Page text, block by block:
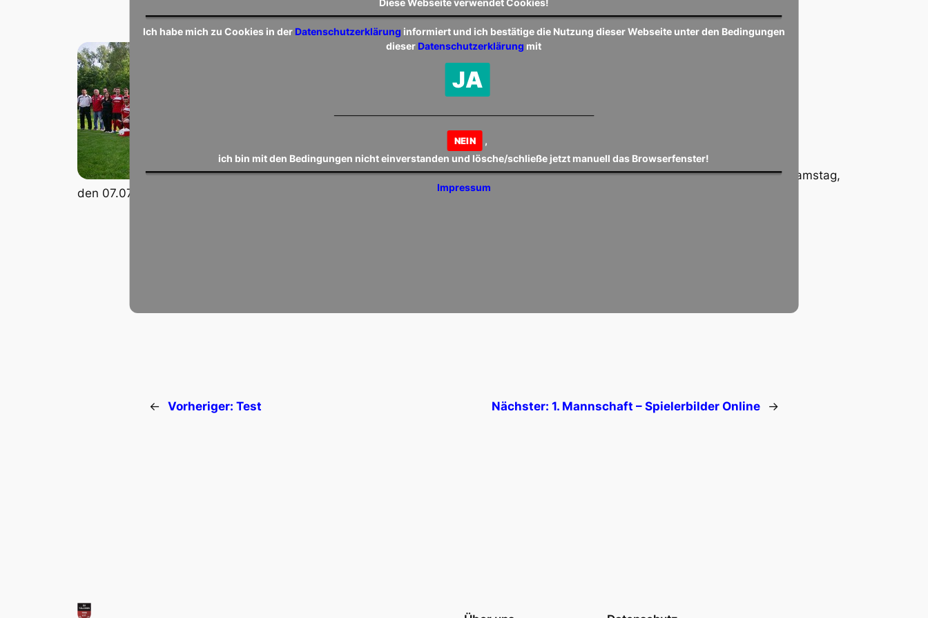
Diese Webseite verwendet Cookies!
Ich habe mich zu Cookies in der Datenschutzerklärung informiert und ich bestätige die Nutzung dieser Webseite unter den Bedingungen
dieser Datenschutzerklärung mit
JA
NEIN
,
ich bin mit den Bedingungen nicht einverstanden und lösche/schließe jetzt manuell das Browserfenster!
Impressum
Am kommenden Wochenende trifft unsere 1. Mannschaft im Rahmen der Vorbereitung am Samstag,
den 07.07.2012 um 18:00 Uhr auf dem Rasenplatz in Niedermennig auf die Mannschaft von Eintracht Trier II.
← Vorheriger: Test Nächster: 1. Mannschaft – Spielerbilder Online →